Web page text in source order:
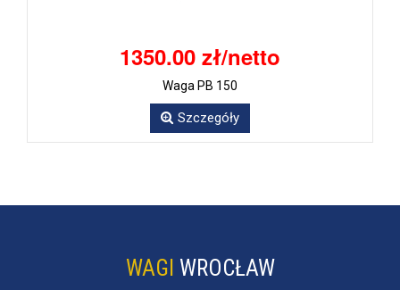
1350.00 zł/netto
Waga PB 150
Szczegóły
WAGI WROCŁAW